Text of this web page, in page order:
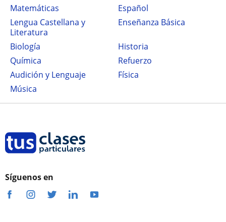
Matemáticas
Español
Lengua Castellana y
Literatura
Enseñanza Básica
Biología
Historia
Química
Refuerzo
Audición y Lenguaje
Física
Música
Síguenos en